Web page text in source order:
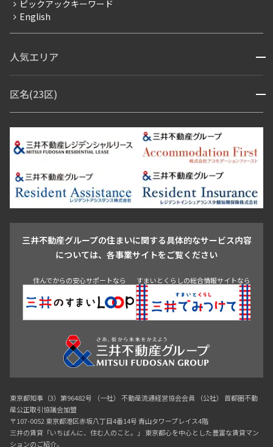
フリーレント
ペット可
ブランドマンション
ピックアックキーワード
English
人気エリア 開閉
青山・表参道・原宿
市ヶ谷・神楽坂・飯田橋
三田・芝・浜松町
芝浦・汐留・品川
月島・勝どき・豊洲
本郷・春日・小石川
目白・高田馬場・早稲田
池尻大橋・三軒茶屋
祐天寺・学芸大学・自由が丘
駒沢・用賀・二子玉川
成城・砧
池袋・板橋・王子
青山 渋谷 東京・大手町 新宿 品川
目黒・中目黒
区名(23区) 開閉
江東区 台東区 墨田区
中野区
豊島区
杉並区 板橋区 練馬区 荒川区
足立区
葛飾区
江戸川区
三井不動産グループの住まいに関する具体的なサービス内容
については、各事業サイトをご覧ください
住んでからの安心サポートなら すまいとくらしの総合情報サイトなら
東京都知事（3）第96482号 （一社） 不動産流通経営協会会員 （公社） 首都圏不動
産公正取引協議会加盟
〒107-0052 東京都港区赤坂八丁目4番14号 青山タワープレイス4階
三井の賃貸「いちばんに、住む人のこと。」 東京都心を中心とした豊富な賃貸マン
ションのご紹介。